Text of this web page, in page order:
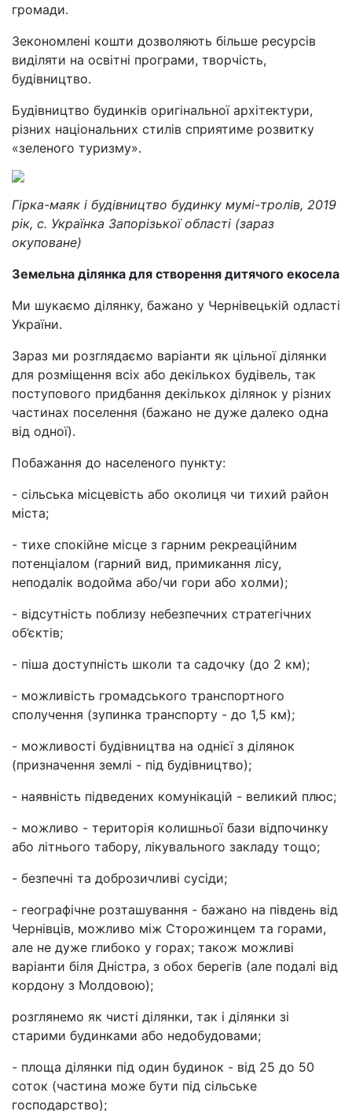
громади.
Зекономлені кошти дозволяють більше ресурсів
виділяти на освітні програми, творчість,
будівництво.
Будівництво будинків оригінальної архітектури,
різних національних стилів сприятиме розвитку
«зеленого туризму».
Гірка-маяк і будівництво будинку мумі-тролів, 2019
рік, с. Українка Запорізької області (зараз
окуповане)
Земельна ділянка для створення дитячого екосела
Ми шукаємо ділянку, бажано у Чернівецькій одласті
України.
Зараз ми розглядаємо варіанти як цільної ділянки
для розміщення всіх або декількох будівель, так
поступового придбання декількох ділянок у різних
частинах поселення (бажано не дуже далеко одна
від одної).
Побажання до населеного пункту:
- сільська місцевість або околиця чи тихий район
міста;
- тихе спокійне місце з гарним рекреаційним
потенціалом (гарний вид, примикання лісу,
неподалік водойма або/чи гори або холми);
- відсутність поблизу небезпечних стратегічних
об’єктів;
- піша доступність школи та садочку (до 2 км);
- можливість громадського транспортного
сполучення (зупинка транспорту - до 1,5 км);
- можливості будівництва на однієї з ділянок
(призначення землі - під будівництво);
- наявність підведених комунікацій - великий плюс;
- можливо - територія колишньої бази відпочинку
або літнього табору, лікувального закладу тощо;
- безпечні та доброзичливі сусіди;
- географічне розташування - бажано на південь від
Чернівців, можливо між Сторожинцем та горами,
але не дуже глибоко у горах; також можливі
варіанти біля Дністра, з обох берегів (але подалі від
кордону з Молдовою);
розглянемо як чисті ділянки, так і ділянки зі
старими будинками або недобудовами;
- площа ділянки під один будинок - від 25 до 50
соток (частина може бути під сільське
господарство);